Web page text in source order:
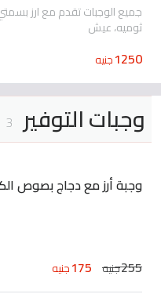
جميع الوجبات تقدم مع ارز
ثوميه، عيش
1250جنيه
وجبات التوفير 3
وجبة أرز مع دجاج بصوص
255جنيه 175جنيه